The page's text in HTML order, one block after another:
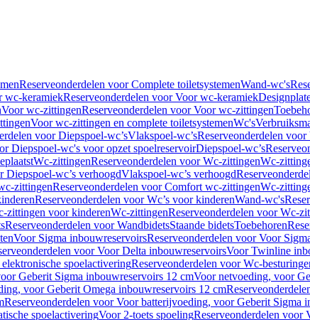
Reserveonderdelen voor Complete toiletsystemenWand-wc's
wc-keramiekReserveonderdelen voor Voor wc-keramiek
Voor wc-zittingenReserveonderdelen voor Voor wc-zittingen
Voor wc-zittingen en complete toiletsystemenWc's
voor Diepspoel-wc’sVlakspoel-wc’sReserveonderdelen
Diepspoel-wc's voor opzet spoelreservoirDiepspoel-wc’s
Wc-zittingenReserveonderdelen voor Wc-zittingenWc-
Diepspoel-wc’s verhoogdVlakspoel-wc’s verhoogd
zittingenReserveonderdelen voor Comfort wc-zittingenWc-
Reserveonderdelen voor Wc’s voor kinderenWand-wc's
zittingen voor kinderenWc-zittingenReserveonderdelen voor Wc-
Reserveonderdelen voor WandbidetsStaande bidetsToebehoren
Voor Sigma inbouwreservoirsReserveonderdelen voor Voor
voor Voor Delta inbouwreservoirsVoor Twinline
spoelactiveringReserveonderdelen voor Wc-
Geberit Sigma inbouwreservoirs 12 cmVoor netvoeding, voor
voor Geberit Omega inbouwreservoirs 12 cm
Reserveonderdelen voor Voor batterijvoeding, voor Geberit Sigma
spoelactiveringVoor 2-toets spoelingReserveonderdelen voor